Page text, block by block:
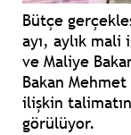
Bütçe
ayı, aylık
ve Maliye
Bakan Mehmet
ilişkin
görülüyor.